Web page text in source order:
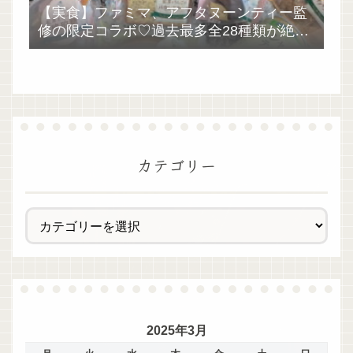
【実食】ファミマ、アフタヌーンティー監
修の限定コラボ♡過去最多全28種類が絶品
過ぎた！
カテゴリー
2025年3月